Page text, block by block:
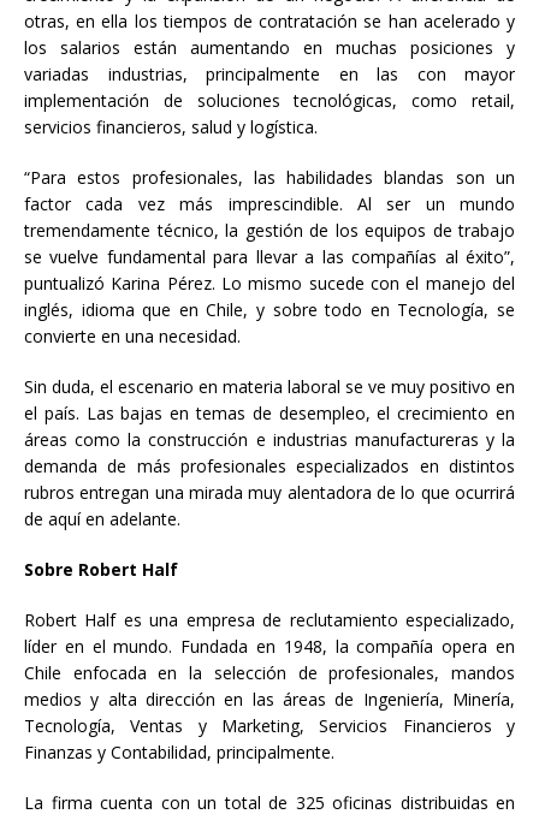
otras, en ella los tiempos de contratación se han acelerado y
los salarios están aumentando en muchas posiciones y
variadas industrias, principalmente en las con mayor
implementación de soluciones tecnológicas, como retail,
servicios financieros, salud y logística.
“Para estos profesionales, las habilidades blandas son un
factor cada vez más imprescindible. Al ser un mundo
tremendamente técnico, la gestión de los equipos de trabajo
se vuelve fundamental para llevar a las compañías al éxito”,
puntualizó Karina Pérez. Lo mismo sucede con el manejo del
inglés, idioma que en Chile, y sobre todo en Tecnología, se
convierte en una necesidad.
Sin duda, el escenario en materia laboral se ve muy positivo en
el país. Las bajas en temas de desempleo, el crecimiento en
áreas como la construcción e industrias manufactureras y la
demanda de más profesionales especializados en distintos
rubros entregan una mirada muy alentadora de lo que ocurrirá
de aquí en adelante.
Sobre Robert Half
Robert Half es una empresa de reclutamiento especializado,
líder en el mundo. Fundada en 1948, la compañía opera en
Chile enfocada en la selección de profesionales, mandos
medios y alta dirección en las áreas de Ingeniería, Minería,
Tecnología, Ventas y Marketing, Servicios Financieros y
Finanzas y Contabilidad, principalmente.
La firma cuenta con un total de 325 oficinas distribuidas en